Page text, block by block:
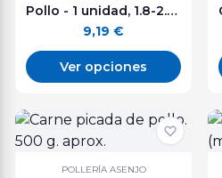
Pollo - 1 unidad, 1.8-2.0 kg aprox.
9,19 €
Ver opciones
POLLERÍA ASENJO